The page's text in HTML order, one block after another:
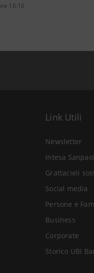
16:10
Link Utili
Newsletter
Intesa
Grattacieli
Social media
Persone e
Business
Corporate
Storico UBI